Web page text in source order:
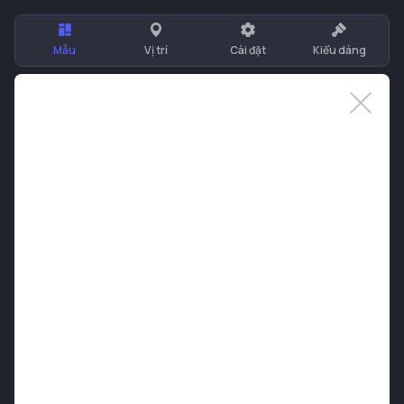
Mẫu Vị trí Cài đặt Kiểu dáng